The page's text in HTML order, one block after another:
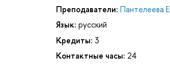
Преподаватели: Пантелеева
Язык: русский
Кредиты: 3
Контактные часы: 24